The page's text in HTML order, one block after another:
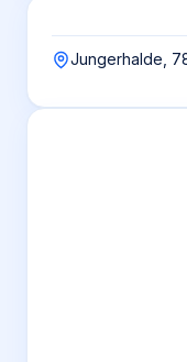
Jungerhalde,